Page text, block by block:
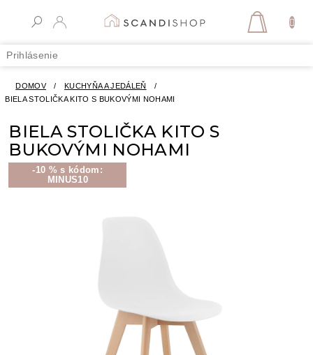
Prihlásenie
DOMOV / KUCHYŇA A JEDÁLEŇ
/
BIELA STOLIČKA KITO S BUKOVÝMI NOHAMI
BIELA STOLIČKA KITO S
BUKOVÝMI NOHAMI
-10 % s kódom:
MINUS10